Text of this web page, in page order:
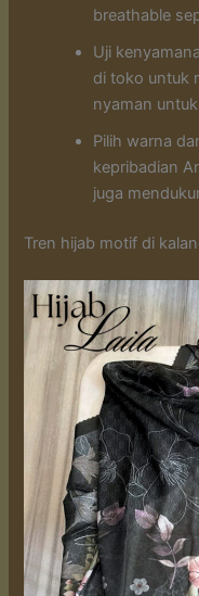
breathable
Uji
di toko untuk
nyaman
Pilih warna
kepribadian
juga
Tren hijab motif di